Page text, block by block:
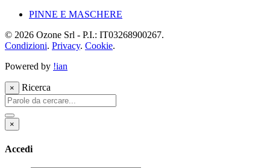
PINNE E MASCHERE
© 2026 Ozone Srl - P.I.: IT03268900267.
Condizioni. Privacy. Cookie.
Powered by !ian
× Ricerca
×
Accedi